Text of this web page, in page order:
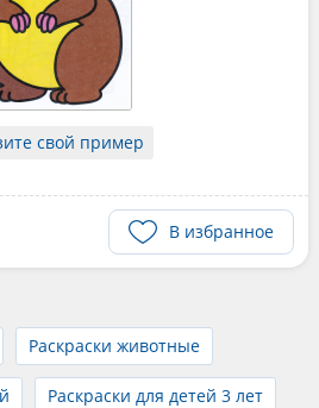
свой пример
В избранное
Раскраски животные
Раскраски для детей 3 лет